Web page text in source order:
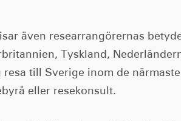
även researrangörernas
Tyskland,
till Sverige inom de
eller resekonsult.